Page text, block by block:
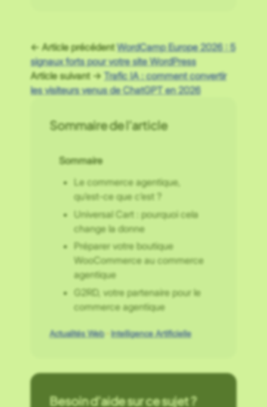
← Article précédent WordCamp Europe 2026 : 5
signaux forts pour votre site WordPress
Article suivant → Trafic IA : comment convertir
les visiteurs venus de ChatGPT en 2026
Sommaire de l’article
Sommaire
Le commerce agentique,
qu’est-ce que c’est ?
Universal Cart : pourquoi cela
change la donne
Préparer votre boutique
WooCommerce au commerce
agentique
G2RD, votre partenaire pour le
commerce agentique
Actualités Web · Intelligence Artificielle
Besoin d’aide sur ce sujet ?